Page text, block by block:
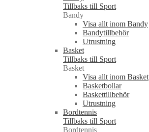
Tillbaks till Sport
Bandy
Visa allt inom Bandy
Bandytillbehör
Utrustning
Basket
Tillbaks till Sport
Basket
Visa allt inom Basket
Basketbollar
Baskettillbehör
Utrustning
Bordtennis
Tillbaks till Sport
Bordtennis